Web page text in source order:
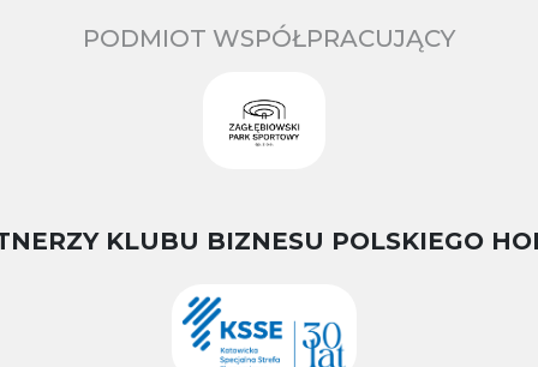
PODMIOT WSPÓŁPRACUJĄCY
KLUBU BIZNESU POLSKIEGO